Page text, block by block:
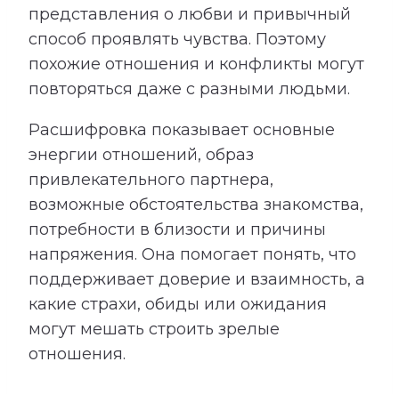
представления о любви и привычный
способ проявлять чувства. Поэтому
похожие отношения и конфликты могут
повторяться даже с разными людьми.
Расшифровка показывает основные
энергии отношений, образ
привлекательного партнера,
возможные обстоятельства знакомства,
потребности в близости и причины
напряжения. Она помогает понять, что
поддерживает доверие и взаимность, а
какие страхи, обиды или ожидания
могут мешать строить зрелые
отношения.